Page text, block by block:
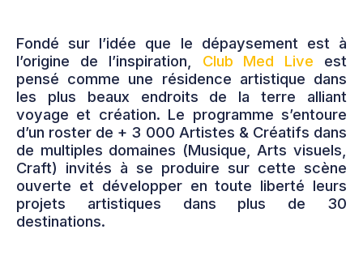
Fondé sur l’idée que le dépaysement est à
l’origine de l’inspiration, Club Med Live est
pensé comme une résidence artistique dans
les plus beaux endroits de la terre alliant
voyage et création. Le programme s’entoure
d’un roster de + 3 000 Artistes & Créatifs dans
de multiples domaines (Musique, Arts visuels,
Craft) invités à se produire sur cette scène
ouverte et développer en toute liberté leurs
projets artistiques dans plus de 30
destinations.